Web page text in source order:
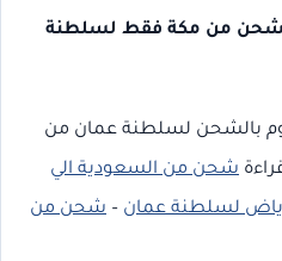
من مكة فقط لسلطنة
بالشحن لسلطنة عمان من
شحن من السعودية الي
لسلطنة عمان – شحن من